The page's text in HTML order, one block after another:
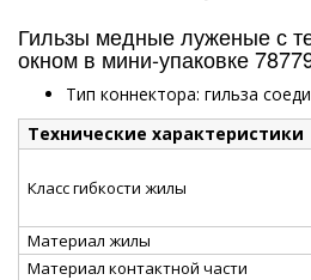
Гильзы медные луженые с
окном в мини-упаковке
Тип коннектора: гильза
Технические характеристики
Класс гибкости жилы
Материал жилы
Материал контактной части